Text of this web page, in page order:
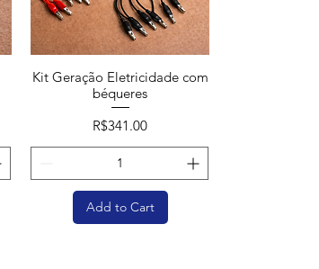
Kit Geração Eletricidade com
béqueres
Price
R$341.00
Add to Cart